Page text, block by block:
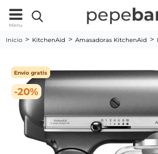
Menu
Inicio KitchenAid Amasadoras KitchenAid
-20%
Envío gratis